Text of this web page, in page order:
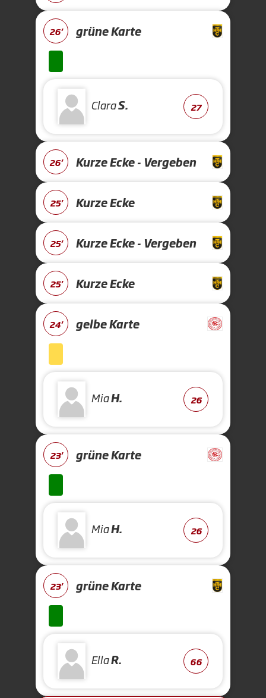
26' grüne Karte
ClaraS. 27
26' Kurze Ecke - Vergeben
25' Kurze Ecke
25' Kurze Ecke - Vergeben
25' Kurze Ecke
24' gelbe Karte
MiaH. 26
23' grüne Karte
MiaH. 26
23' grüne Karte
EllaR. 66